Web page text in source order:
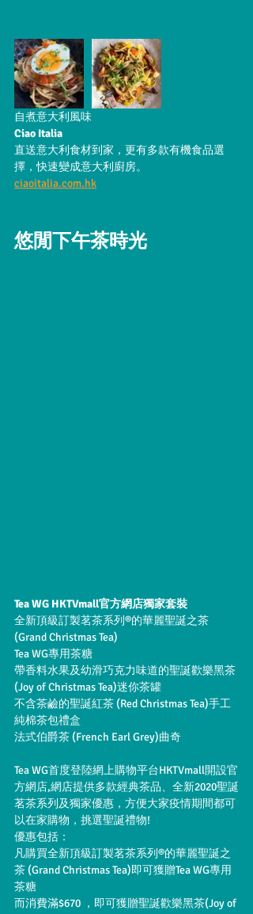
自煮意大利風味
Ciao Italia
直送意大利食材到家，更有多款有機食品選
擇，快速變成意大利廚房。
ciaoitalia.com.hk
悠閒下午茶時光
Tea WG HKTVmall官方網店獨家套裝
全新頂級訂製茗茶系列®️的華麗聖誕之茶
(Grand Christmas Tea)
Tea WG專用茶糖
帶香料水果及幼滑巧克力味道的聖誕歡樂黑茶
(Joy of Christmas Tea)迷你茶罐
不含茶鹼的聖誕紅茶 (Red Christmas Tea)手工
純棉茶包禮盒
法式伯爵茶 (French Earl Grey)曲奇
Tea WG首度登陸網上購物平台HKTVmall開設官
方網店,網店提供多款經典茶品、全新2020聖誕
茗茶系列及獨家優惠，方便大家疫情期間都可
以在家購物，挑選聖誕禮物!
優惠包括：
凡購買全新頂級訂製茗茶系列®️的華麗聖誕之
茶 (Grand Christmas Tea)即可獲贈Tea WG專用
茶糖
而消費滿$670 ，即可獲贈聖誕歡樂黑茶(Joy of